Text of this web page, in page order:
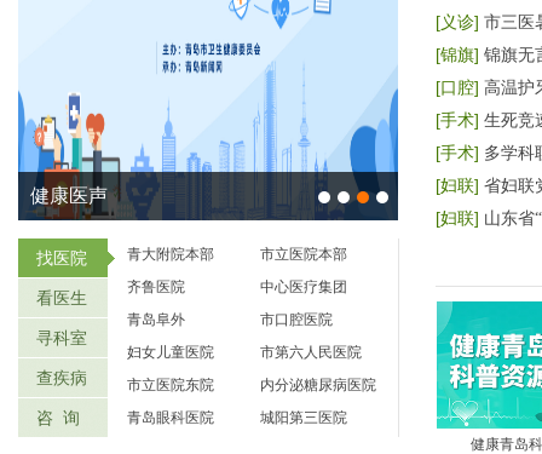
健康医声
找医院
看医生
寻科室
查疾病
咨 询
青大附院本部
市立医院本部
齐鲁医院
中心医疗集团
青岛阜外
市口腔医院
妇女儿童医院
市第六人民医院
市立医院东院
内分泌糖尿病医院
青岛眼科医院
城阳第三医院
[义诊] 市三医
[锦旗] 锦旗无
[口腔] 高温护
[手术] 生死竞
[手术] 多学科
[妇联] 省妇联
[妇联] 山东省
健康青岛